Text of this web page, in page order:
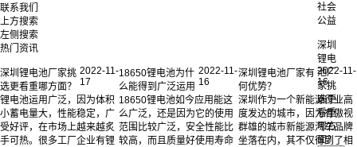
社会
公益
深圳
锂电
池厂
家挑
选更
看重
哪方
面？
联系我们
上方搜索
左侧搜索
热门资讯
深圳锂电池厂家挑
选更看重哪方面？
2022-11-
17
锂电池运用广泛，因为体积
小蓄电量大，性能稳定，广
受好评，在市场上越来越炙
手可热。很多工厂企业有锂
18650锂电池为什
么能得到广泛运用
2022-11-
16
18650锂电池如今应用能这
么广泛，还是因为它的使用
范围比较广泛，安全性能比
较高，而且质量好使用寿命
深圳锂电池厂家有
何优势？
2022-11-
16
深圳作为一个新能源行业高
度发达的城市，因为有傲视
群雄的城市新能源汽车品牌
坐落在内，其不仅得到了相